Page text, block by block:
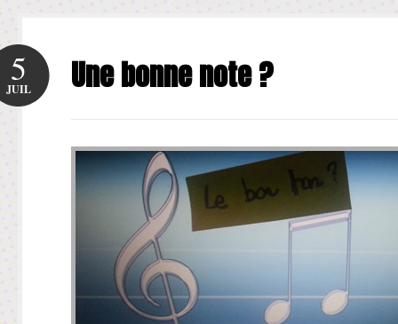
Une bonne note ?
5
JUIL